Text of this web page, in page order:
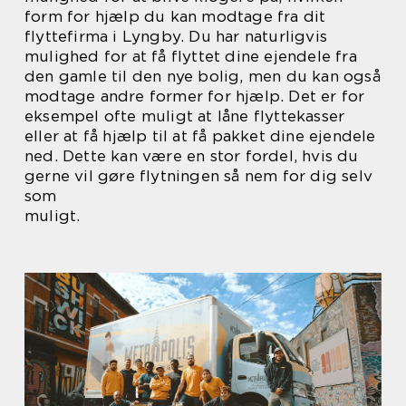
form for hjælp du kan modtage fra dit
flyttefirma i Lyngby. Du har naturligvis
mulighed for at få flyttet dine ejendele fra
den gamle til den nye bolig, men du kan også
modtage andre former for hjælp. Det er for
eksempel ofte muligt at låne flyttekasser
eller at få hjælp til at få pakket dine ejendele
ned. Dette kan være en stor fordel, hvis du
gerne vil gøre flytningen så nem for dig selv
som
muligt.